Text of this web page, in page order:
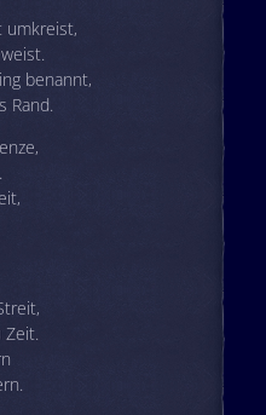
umkreist,
benannt,
Rand.
Zeit.